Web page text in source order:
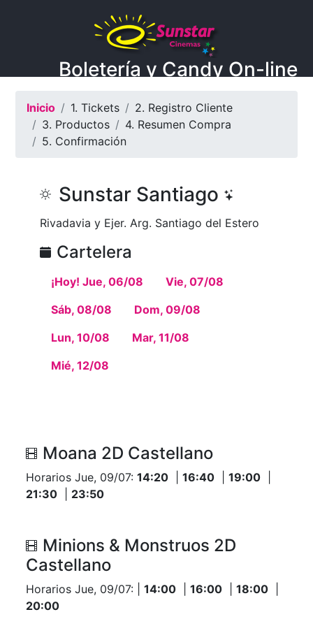
Boletería y Candy On-line
Inicio 1. Tickets
2. Registro Cliente
3. Productos
4. Resumen Compra
5. Confirmación
Sunstar Santiago
Rivadavia y Ejer. Arg. Santiago del Estero
Cartelera
¡Hoy! Jue, 06/08
Vie, 07/08
Sáb, 08/08
Dom, 09/08
Lun, 10/08
Mar, 11/08
Mié, 12/08
Moana 2D Castellano
Horarios Jue, 09/07:14:20 |16:40 |19:00
21:30
23:50
Minions & Monstruos 2D
Castellano
Horarios Jue, 09/07: |14:00 |16:00 |18:00
20:00